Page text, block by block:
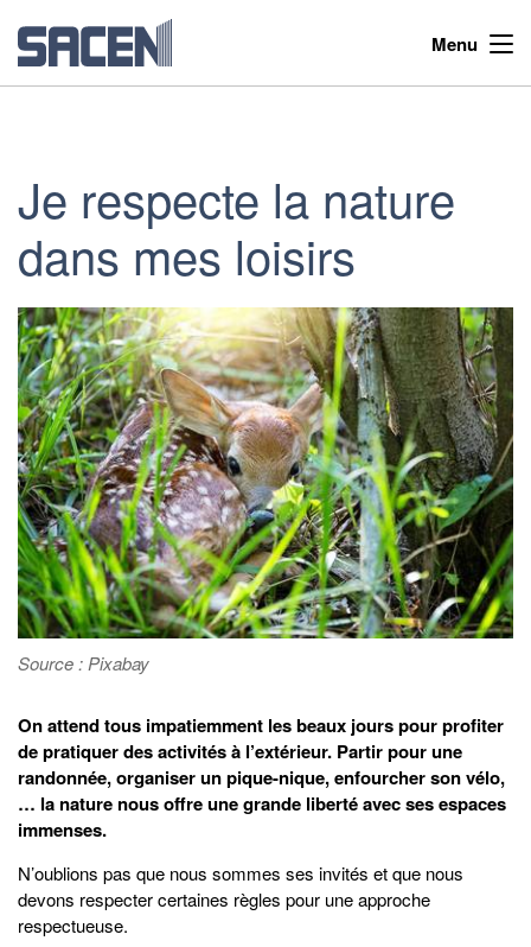
Menu
Je respecte la nature
dans mes loisirs
Source : Pixabay
On attend tous impatiemment les beaux jours pour profiter
de pratiquer des activités à l’extérieur. Partir pour une
randonnée, organiser un pique-nique, enfourcher son vélo,
… la nature nous offre une grande liberté avec ses espaces
immenses.
N’oublions pas que nous sommes ses invités et que nous
devons respecter certaines règles pour une approche
respectueuse.